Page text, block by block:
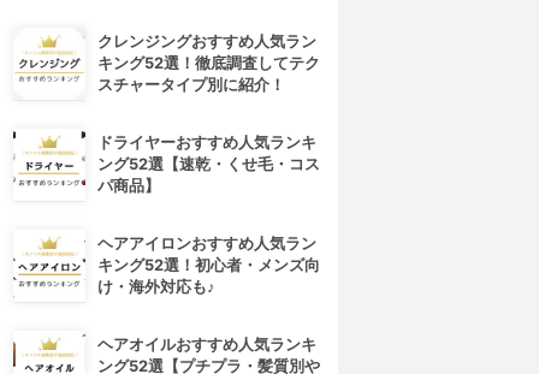
クレンジングおすすめ人気ラン
キング52選！徹底調査してテク
スチャータイプ別に紹介！
ドライヤーおすすめ人気ランキ
ング52選【速乾・くせ毛・コス
パ商品】
ヘアアイロンおすすめ人気ラン
キング52選！初心者・メンズ向
け・海外対応も♪
ヘアオイルおすすめ人気ランキ
ング52選【プチプラ・髪質別や